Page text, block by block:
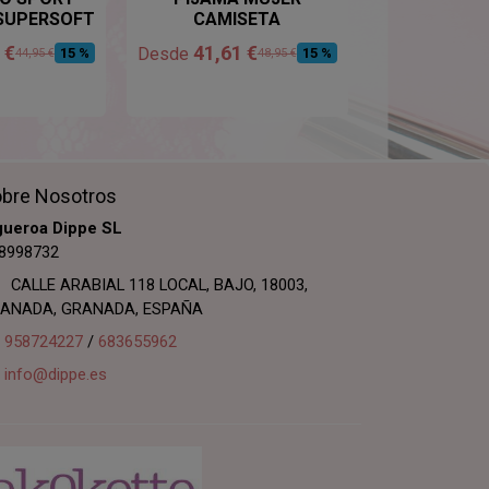
€44,95 € 15 %
CAMISETA
Desde 41,61 €48,95 € 15 %
Nosotros
Dippe SL
CALLE ARABIAL 118 LOCAL, BAJO, 18003,
GRANADA, ESPAÑA
958724227 / 683655962
info@dippe.es